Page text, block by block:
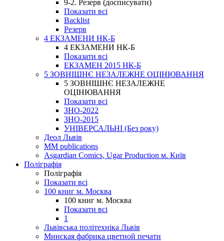
9-2. Резерв (досписувати)
Показати всі
Backlist
Резерв
4 ЕКЗАМЕНИ НК-Б
4 ЕКЗАМЕНИ НК-Б
Показати всі
ЕКЗАМЕН 2015 НК-Б
5 ЗОВНІШНЄ НЕЗАЛЕЖНЕ ОЦІНЮВАННЯ
5 ЗОВНІШНЄ НЕЗАЛЕЖНЕ
ОЦІНЮВАННЯ
Показати всі
ЗНО-2022
ЗНО-2015
УНІВЕРСАЛЬНІ (Без року)
Деол Львів
MM publications
Asgardian Comics, Ugar Production м. Київ
Поліграфія
Поліграфія
Показати всі
100 книг м. Москва
100 книг м. Москва
Показати всі
1
Львівська політехніка Львів
Минская фабрика цветной печати